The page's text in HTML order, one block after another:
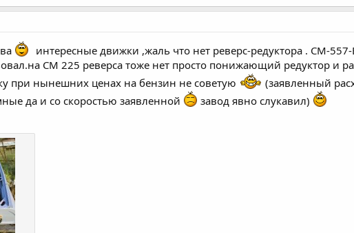
интересные движки ,жаль что нет реверс-редуктора . СМ-
СМ 225 реверса тоже нет просто понижающий редуктор и
при нынешних ценах на бензин не советую
(заявленный
да и со скоростью заявленной
завод явно слукавил)